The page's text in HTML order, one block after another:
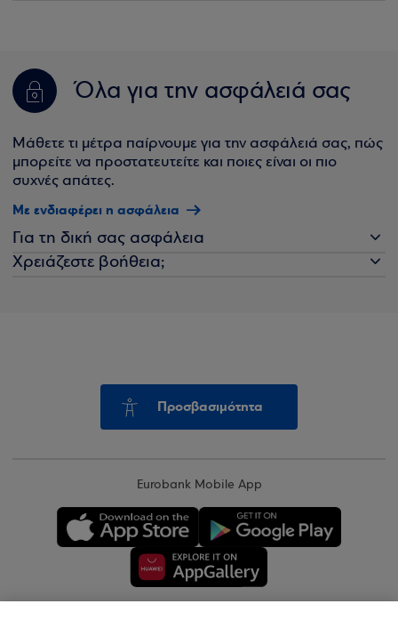
Όλα για την ασφάλειά σας
Μάθετε τι μέτρα παίρνουμε για την ασφάλειά σας, πώς
μπορείτε να προστατευτείτε και ποιες είναι οι πιο
συχνές απάτες.
Με ενδιαφέρει η ασφάλεια
Για τη δική σας ασφάλεια
Χρειάζεστε βοήθεια;
Προσβασιμότητα
Eurobank Mobile App